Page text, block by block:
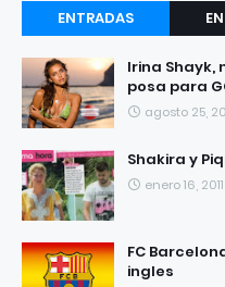
ENTRADAS
RECIENTES
Irina Shayk,
posa para
agosto 25,
Shakira y
enero 16, 2011
FC
ingles